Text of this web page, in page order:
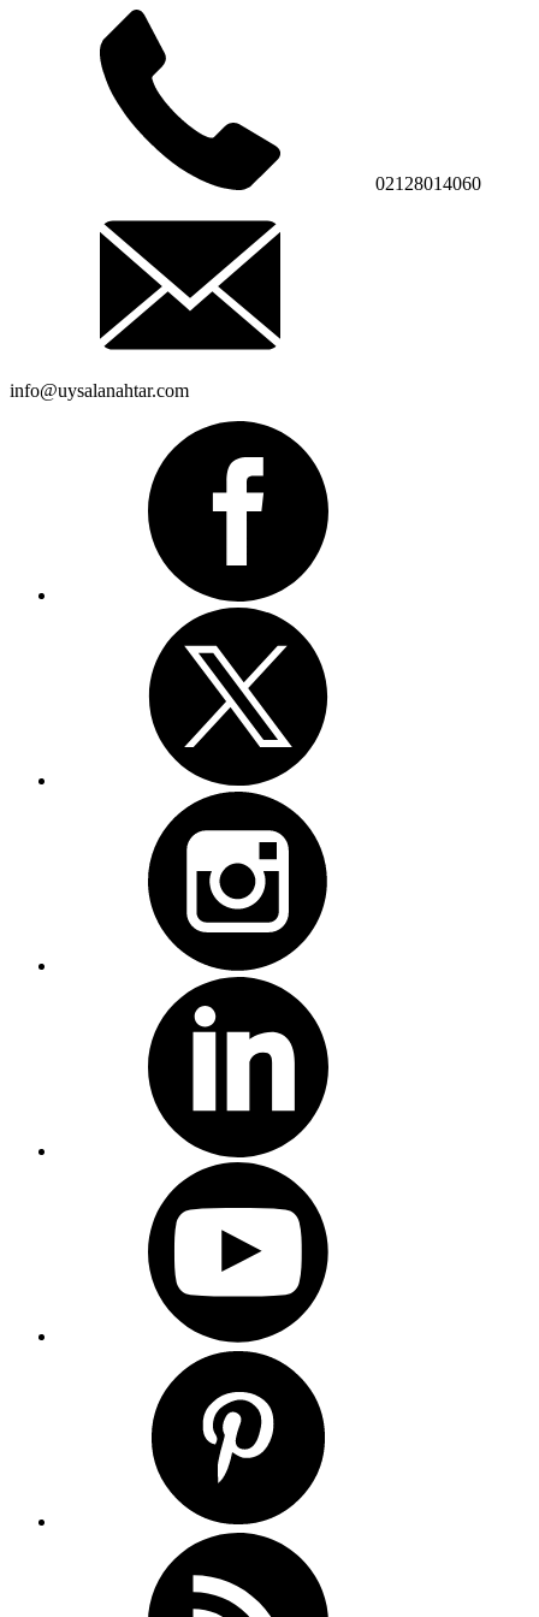
02128014060
info@uysalanahtar.com